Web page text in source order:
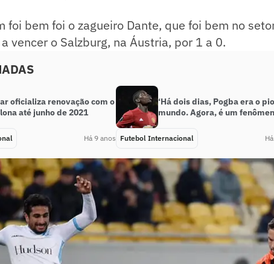
foi bem foi o zagueiro Dante, que foi bem no
vencer o Salzburg, na Áustria, por 1 a 0.
oficializa renovação com o
até junho de 2021
Há 9 anos
‘Há dois dias, Pogba era o
mundo. Agora, é um
Futebol Internacional